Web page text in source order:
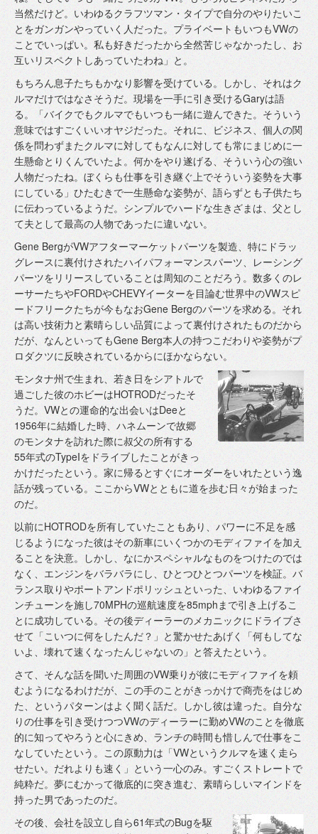
当然だけど。いわゆるクラフツマン・タイプで自分のやりたいこ
とをガンガンやっていく人だった。プライベートもいつもVWの
ことでいっぱい。私も好きだったから全然苦じゃなかったし、お
互いリスペクトしあっていたわね」と。
もちろん息子たちもかなり影響を受けている。しかし、それはク
ルマだけではなさそうだ。現場を一手に引き受けるGaryは語
る。「バイクでもクルマでもいつも一緒に遊んできた。そういう
意味ではすごくいいオヤジだった。それに、ビジネス、個人の関
係を問わずまたクルマに対してもなんに対しても常にまじめに一
生懸命とりくんでいたよ。何かをやり遂げる、そういう心の強い
人物だったね。ぼくらも仕事を引き継ぐ上でそういう姿勢を大事
にしている」ひたむきで一生懸命な姿勢が、語らずとも子供たち
に伝わっているようだ。シンプルでハードな生きざまは、父とし
て夫として最高の人物であったに違いない。
Gene BergがVWアフターマーケットパーツを製造、特にドラッ
グレースに裏付けされたハイパフォーマンスパーツ、レーシング
パーツをリリースしていることは周知のことだろう。数多くのレ
ーサーたちやFORDやCHEVYイーターを目論む世界中のVWスピ
ードフリークたちが今もなおGene Bergのパーツを求める。それ
は高い技術力と素晴らしい品質によって裏付けされたものだから
だが、なんといってもGene Berg本人の持つこだわりや姿勢がプ
ロダクツに反映されているからにほかならない。
モンタナ州で生まれ、若き日をシアトルで
過ごした彼のホビーはHOTRODだったそ
うだ。VWとの運命的な出会いはDeeと
1956年に結婚した時、ハネムーンで故郷
のモンタナを訪れた際に叔父の所有する
55年式のTypeIをドライブしたことがきっ
かけだったという。家に帰るとすぐにオーダーをいれたという逸
話が残っている。ここからVWとともに道を歩む日々が始まった
のだ。
以前にHOTRODを所有していたこともあり、パワーに不足を感
じるようになった彼はその新車にいくつかのモディファイを加え
ることを決意。しかし、なにかスペシャルなものをつけたのでは
なく、エンジンをバラバラにし、ひとつひとつパーツを検証。バ
ランス取りやポートアンドポリッシュといった、いわゆるファイ
ンチューンを施し70MPHの巡航速度を85mphまで引き上げるこ
とに成功している。その後ディーラーのメカニックにドライブさ
せて「こいつに何をしたんだ？」と驚かせたあげく「何もしてな
いよ、壊れて速くなったんじゃないの」と答えたという。
さて、そんな話を聞いた周囲のVW乗りが彼にモディファイを頼
むようになるわけだが、この手のことがきっかけで商売をはじめ
た、というパターンはよく聞く話だ。しかし彼は違った。自分な
りの仕事を引き受けつつVWのディーラーに勤めVWのことを徹底
的に知ってやろうと心にきめ、ランチの時間も惜しんで仕事をこ
なしていたという。この原動力は「VWというクルマを速く走ら
せたい。だれよりも速く」という一心のみ。すごくストレートで
純粋だ。夢にむかって徹底的に突き進む、素晴らしいマインドを
持った男であったのだ。
その後、会社を設立し自ら61年式のBugを駆